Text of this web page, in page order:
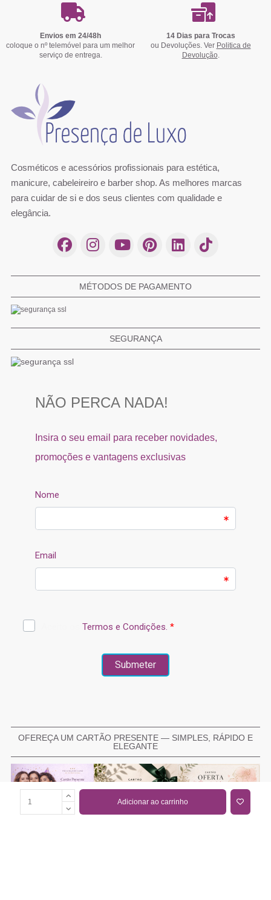
Adicionar ao carrinho
Envios em 24/48h
coloque o nº telemóvel para um melhor
serviço de entrega.
14 Dias para Trocas
ou Devoluções. Ver Politica de
Devolução.
Cosméticos e acessórios profissionais para estética,
manicure, cabeleireiro e barber shop. As melhores marcas
para cuidar de si e dos seus clientes com qualidade e
elegância.
MÉTODOS DE PAGAMENTO
SEGURANÇA
OFEREÇA UM CARTÃO PRESENTE — SIMPLES, RÁPIDO E
ELEGANTE